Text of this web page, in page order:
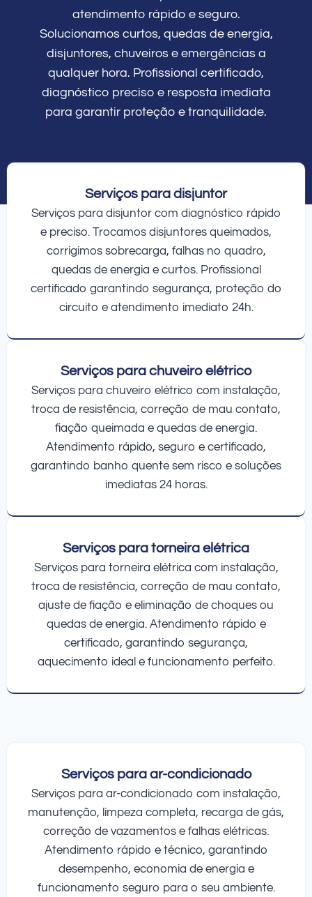
atendimento rápido e seguro.
Solucionamos curtos, quedas de energia,
disjuntores, chuveiros e emergências a
qualquer hora. Profissional certificado,
diagnóstico preciso e resposta imediata
para garantir proteção e tranquilidade.
Serviços para disjuntor
Serviços para disjuntor com diagnóstico rápido
e preciso. Trocamos disjuntores queimados,
corrigimos sobrecarga, falhas no quadro,
quedas de energia e curtos. Profissional
certificado garantindo segurança, proteção do
circuito e atendimento imediato 24h.
Serviços para chuveiro elétrico
Serviços para chuveiro elétrico com instalação,
troca de resistência, correção de mau contato,
fiação queimada e quedas de energia.
Atendimento rápido, seguro e certificado,
garantindo banho quente sem risco e soluções
imediatas 24 horas.
Serviços para torneira elétrica
Serviços para torneira elétrica com instalação,
troca de resistência, correção de mau contato,
ajuste de fiação e eliminação de choques ou
quedas de energia. Atendimento rápido e
certificado, garantindo segurança,
aquecimento ideal e funcionamento perfeito.
Serviços para ar-condicionado
Serviços para ar-condicionado com instalação,
manutenção, limpeza completa, recarga de gás,
correção de vazamentos e falhas elétricas.
Atendimento rápido e técnico, garantindo
desempenho, economia de energia e
funcionamento seguro para o seu ambiente.